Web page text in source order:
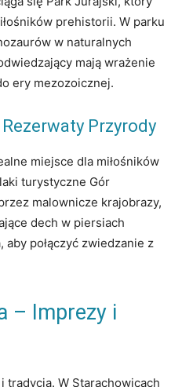
prehistorii. W parku
w naturalnych
mają wrażenie
ery mezozoicznej.
Przyrody
miejsce dla miłośników
turystyczne Gór
malownicze krajobrazy,
dech w piersiach
aby połączyć zwiedzanie z
– Imprezy i
W Starachowicach